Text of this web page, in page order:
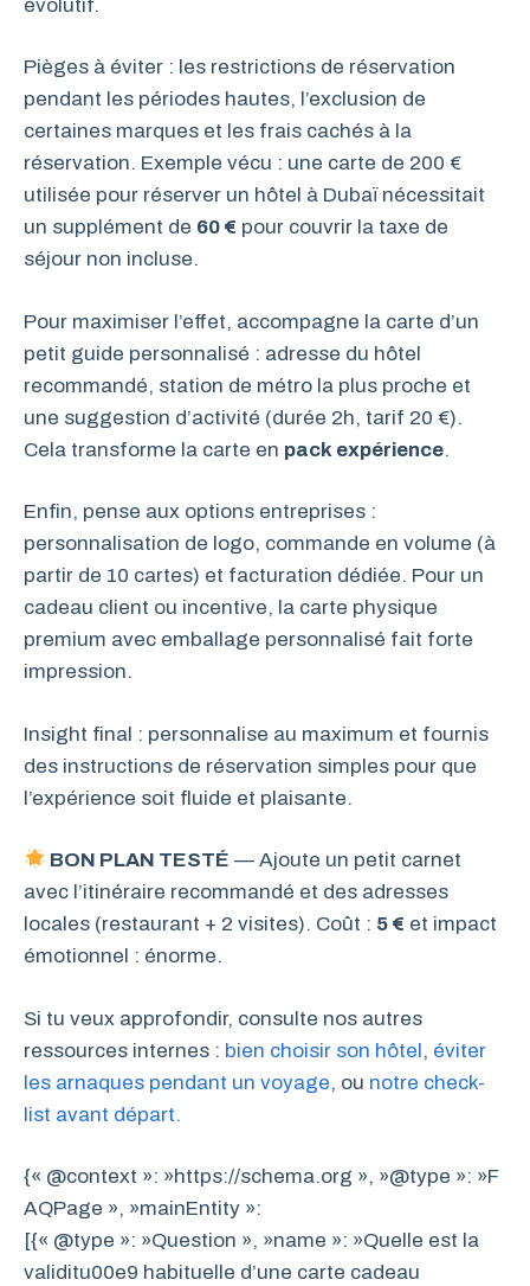
évolutif.
Pièges à éviter : les restrictions de réservation
pendant les périodes hautes, l’exclusion de
certaines marques et les frais cachés à la
réservation. Exemple vécu : une carte de 200 €
utilisée pour réserver un hôtel à Dubaï nécessitait
un supplément de 60 € pour couvrir la taxe de
séjour non incluse.
Pour maximiser l’effet, accompagne la carte d’un
petit guide personnalisé : adresse du hôtel
recommandé, station de métro la plus proche et
une suggestion d’activité (durée 2h, tarif 20 €).
Cela transforme la carte en pack expérience.
Enfin, pense aux options entreprises :
personnalisation de logo, commande en volume (à
partir de 10 cartes) et facturation dédiée. Pour un
cadeau client ou incentive, la carte physique
premium avec emballage personnalisé fait forte
impression.
Insight final : personnalise au maximum et fournis
des instructions de réservation simples pour que
l’expérience soit fluide et plaisante.
BON PLAN TESTÉ — Ajoute un petit carnet
avec l’itinéraire recommandé et des adresses
locales (restaurant + 2 visites). Coût : 5 € et impact
émotionnel : énorme.
Si tu veux approfondir, consulte nos autres
ressources internes : bien choisir son hôtel, éviter
les arnaques pendant un voyage, ou notre check-
list avant départ.
{« @context »: »https://schema.org », »@type »: »F
AQPage », »mainEntity »:
[{« @type »: »Question », »name »: »Quelle est la
validitu00e9 habituelle d’une carte cadeau